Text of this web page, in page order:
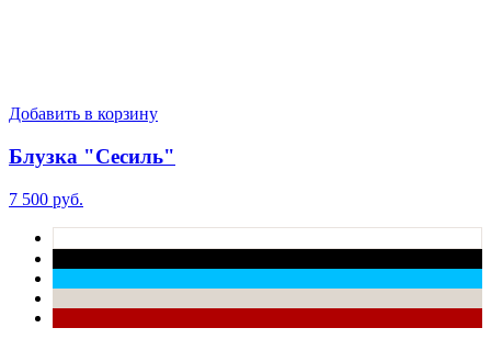
Добавить в корзину
Блузка "Сесиль"
7 500 руб.